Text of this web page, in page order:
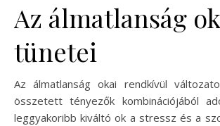
Az álmatlanság
tünetei
Az álmatlanság okai rendkívül
összetett tényezők kombinációjából
leggyakoribb kiváltó ok a stressz és a